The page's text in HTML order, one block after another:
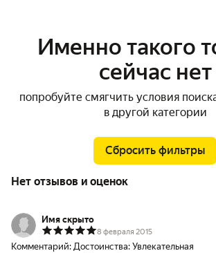
Именно такого
сейчас нет
попробуйте смягчить условия
в другой категории
Сбросить фильтры
Нет отзывов и оценок
Имя скрыто
8 февраля 2015
Комментарий: Достоинства: Увлекательная